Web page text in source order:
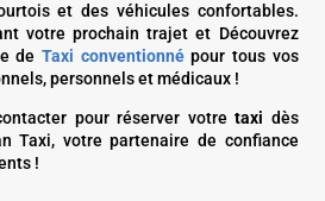
et des véhicules confortables.
votre prochain trajet et Découvrez
de Taxi conventionnépour tous vos
personnels et médicaux !
pour réserver votretaxi dès
Taxi, votre partenaire de confiance
!